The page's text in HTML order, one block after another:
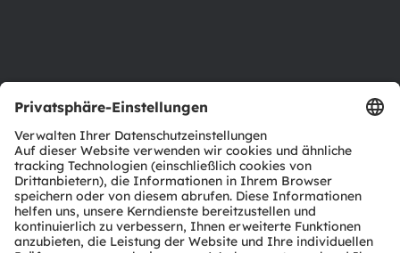
Produkt Selektor
Download Center
Tools
Kundenanfragen
Technischer Support
Partner Netzwerk
Whistleblowing